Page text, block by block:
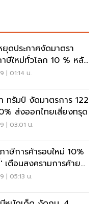
ดประกาศงัดมาตรา
ษีใหม่ทั่วโลก 10 % หลัง
สูงสุด
| 01:14 น.
ทรัมป์ งัดมาตรการ 122
ส่งออกไทยเสี่ยงทรุด
| 03:01 น.
าษีการค้ารอบใหม่ 10%
ตือนสงครามการค้ายก
จบ
| 05:13 น.